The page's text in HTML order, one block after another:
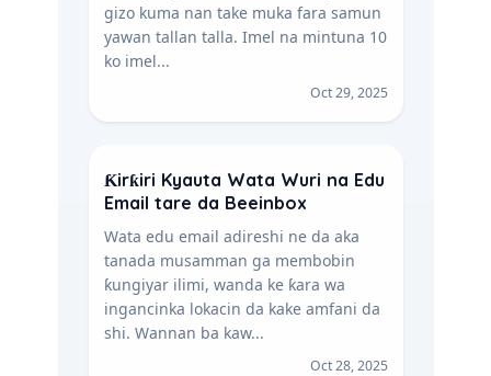
gizo kuma nan take muka fara samun
yawan tallan talla. Imel na mintuna 10
ko imel...
Oct 29, 2025
Ƙirƙiri Kyauta Wata Wuri na Edu
Email tare da Beeinbox
Wata edu email adireshi ne da aka
tanada musamman ga membobin
ƙungiyar ilimi, wanda ke ƙara wa
ingancinka lokacin da kake amfani da
shi. Wannan ba kaw...
Oct 28, 2025